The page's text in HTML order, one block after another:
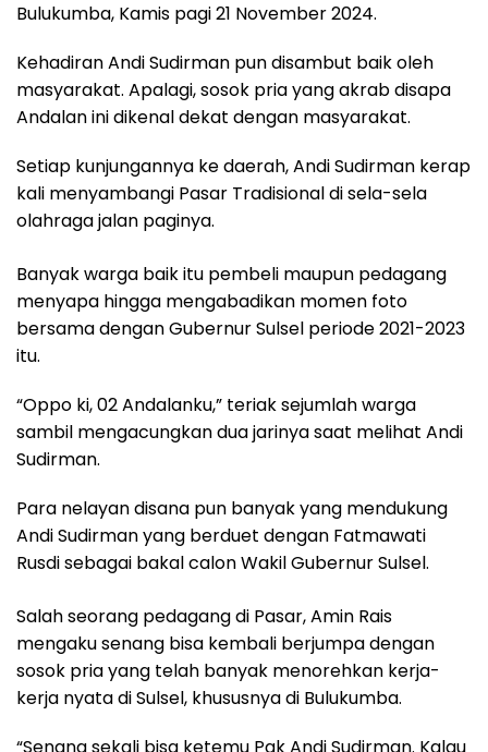
Bulukumba, Kamis pagi 21 November 2024.
Kehadiran Andi Sudirman pun disambut baik oleh
masyarakat. Apalagi, sosok pria yang akrab disapa
Andalan ini dikenal dekat dengan masyarakat.
Setiap kunjungannya ke daerah, Andi Sudirman kerap
kali menyambangi Pasar Tradisional di sela-sela
olahraga jalan paginya.
Banyak warga baik itu pembeli maupun pedagang
menyapa hingga mengabadikan momen foto
bersama dengan Gubernur Sulsel periode 2021-2023
itu.
“Oppo ki, 02 Andalanku,” teriak sejumlah warga
sambil mengacungkan dua jarinya saat melihat Andi
Sudirman.
Para nelayan disana pun banyak yang mendukung
Andi Sudirman yang berduet dengan Fatmawati
Rusdi sebagai bakal calon Wakil Gubernur Sulsel.
Salah seorang pedagang di Pasar, Amin Rais
mengaku senang bisa kembali berjumpa dengan
sosok pria yang telah banyak menorehkan kerja-
kerja nyata di Sulsel, khususnya di Bulukumba.